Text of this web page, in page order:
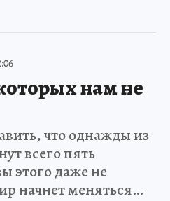
нам не
что однажды из
всего пять
этого даже не
начнет меняться…